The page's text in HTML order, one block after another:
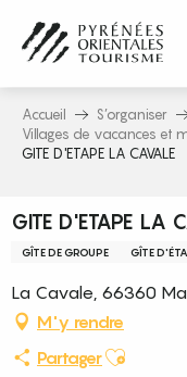
contenu
principal
Accueil S’organiser
Villages de vacances et
GITE D'ETAPE LA CAVALE
GITE D'ETAPE LA
GÎTE DE GROUPE GÎTE
La Cavale, 66360
M'y rendre
PartagerAjouter